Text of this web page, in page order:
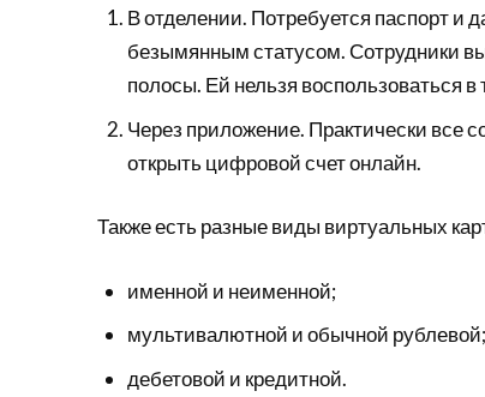
В отделении. Потребуется паспорт и
безымянным статусом. Сотрудники
полосы. Ей нельзя воспользоваться
Через приложение. Практически все
открыть цифровой счет онлайн.
Также есть разные виды виртуальных
именной и неименной;
мультивалютной и обычной рублевой;
дебетовой и кредитной.